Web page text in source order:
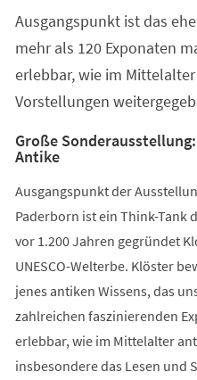
neuen
Tab)
Ausgangspunkt ist das
mehr als 120 Exponaten
erlebbar, wie im
Vorstellungen
Große
Antike
Ausgangspunkt der
Paderborn ist ein Think-Tank
vor 1.200 Jahren gegründet
UNESCO-Welterbe. Klöster
jenes antiken Wissens, das
zahlreichen faszinierenden
erlebbar, wie im Mittelalter
insbesondere das Lesen und